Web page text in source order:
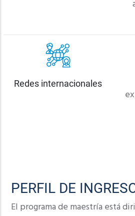
Redes internacionales
PERFIL DE
El programa de maestría está